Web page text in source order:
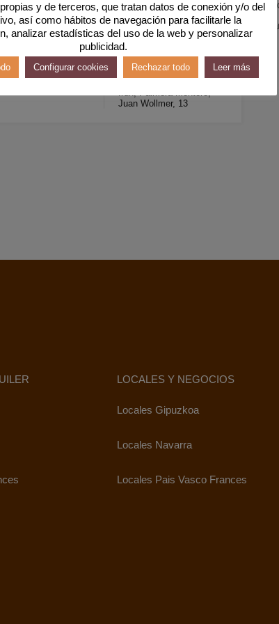
nueva y con
50 M2 útiles
Por
Irun, Palmera Montero,
Juan Wollmer, 13
LOCALES Y NEGOCIOS
Locales Gipuzkoa
Locales Navarra
Locales Pais Vasco Frances
y de terceros, que tratan datos de conexión y/o del
así como hábitos de navegación para facilitarle la
analizar estadísticas del uso de la web y personalizar
publicidad.
Configurar cookies Rechazar todo Leer más